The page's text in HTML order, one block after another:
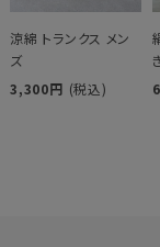
涼綿 トランクス メン
ズ
3,300円 (税込)